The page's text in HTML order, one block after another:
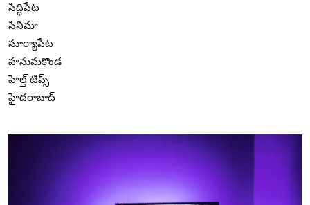
సిద్ధిపేట
సినిమా
సూర్యాపేట
హనుమకొండ
హెల్త్ టిప్స్
హైదరాబాద్